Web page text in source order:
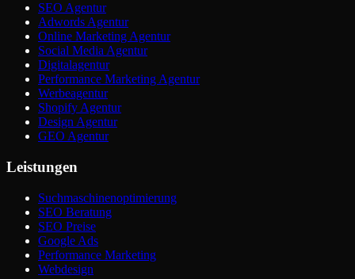
SEO Agentur
Adwords Agentur
Online Marketing Agentur
Social Media Agentur
Digitalagentur
Performance Marketing Agentur
Werbeagentur
Shopify Agentur
Design Agentur
GEO Agentur
Leistungen
Suchmaschinenoptimierung
SEO Beratung
SEO Preise
Google Ads
Performance Marketing
Webdesign